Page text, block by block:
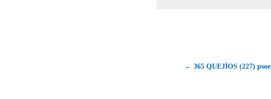
← 365 QUEJÍOS (227) psoe